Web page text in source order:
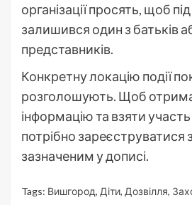
організації просять, щоб
залишився один з батьків
представників.
Конкретну локацію події
розголошують. Щоб
інформацію та взяти участь
потрібно зареєструватися
зазначеним у дописі.
Tags: Вишгород, Діти, Дозвілля,